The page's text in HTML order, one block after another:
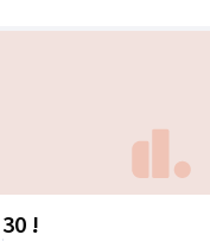
!